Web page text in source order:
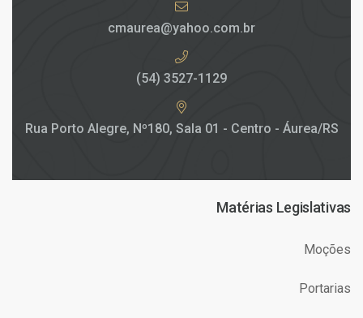
cmaurea@yahoo.com.br
(54) 3527-1129
Rua Porto Alegre, Nº180, Sala 01 - Centro - Áurea/RS
Matérias Legislativas
Moções
Portarias